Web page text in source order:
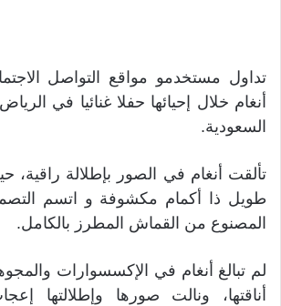
تداول مستخدمو مواقع التواصل
أنغام خلال إحيائها حفلا غنائيا في
السعودية.
تألقت أنغام في الصور بإطلالة
طويل ذا أكمام مكشوفة و اتسم
المصنوع من القماش المطرز بالكامل.
لم تبالغ أنغام في الإكسسوارات
أناقتها، ونالت صورها وإطلالتها